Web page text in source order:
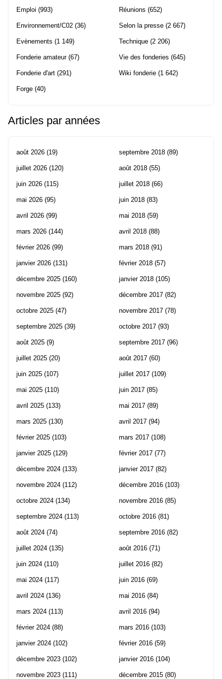
Emploi (993)
Environnement/C02 (36)
Evènements (1 149)
Fonderie amateur(67)
Fonderie d'art (291)
Forge (40)
Réunions (652)
Selon la presse (2 667)
Technique (2 206)
Vie des fonderies (645)
Wiki fonderie (1 642)
Articles par années
août 2026 (19)
juillet 2026 (120)
juin 2026 (115)
mai 2026 (95)
avril 2026 (99)
mars 2026 (144)
février 2026 (99)
janvier 2026 (131)
décembre 2025 (160)
novembre 2025 (92)
octobre 2025 (47)
septembre 2025 (39)
août 2025 (9)
juillet 2025 (20)
juin 2025 (107)
mai 2025 (110)
avril 2025 (133)
mars 2025 (130)
février 2025 (103)
janvier 2025 (129)
décembre 2024 (133)
novembre 2024 (112)
octobre 2024 (134)
septembre 2024 (113)
août 2024 (74)
juillet 2024 (135)
juin 2024 (110)
mai 2024 (117)
avril 2024 (136)
mars 2024 (113)
février 2024 (88)
janvier 2024 (102)
décembre 2023 (102)
novembre 2023 (111)
septembre 2018 (89)
août 2018 (55)
juillet 2018 (66)
juin 2018 (83)
mai 2018 (59)
avril 2018 (88)
mars 2018 (91)
février 2018 (57)
janvier 2018 (105)
décembre 2017 (82)
novembre 2017 (78)
octobre 2017 (93)
septembre 2017 (96)
août 2017 (60)
juillet 2017 (109)
juin 2017 (85)
mai 2017 (89)
avril 2017 (94)
mars 2017 (108)
février 2017 (77)
janvier 2017 (82)
décembre 2016 (103)
novembre 2016 (85)
octobre 2016 (81)
septembre 2016 (82)
août 2016 (71)
juillet 2016 (82)
juin 2016 (69)
mai 2016 (84)
avril 2016 (94)
mars 2016 (103)
février 2016 (59)
janvier 2016 (104)
décembre 2015 (80)